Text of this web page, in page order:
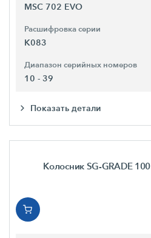
MSC 702 EVO
Расшифровка серии
K083
Диапазон серийных номеров
10 - 39
Показать детали
Колосник SG-GRADE 100